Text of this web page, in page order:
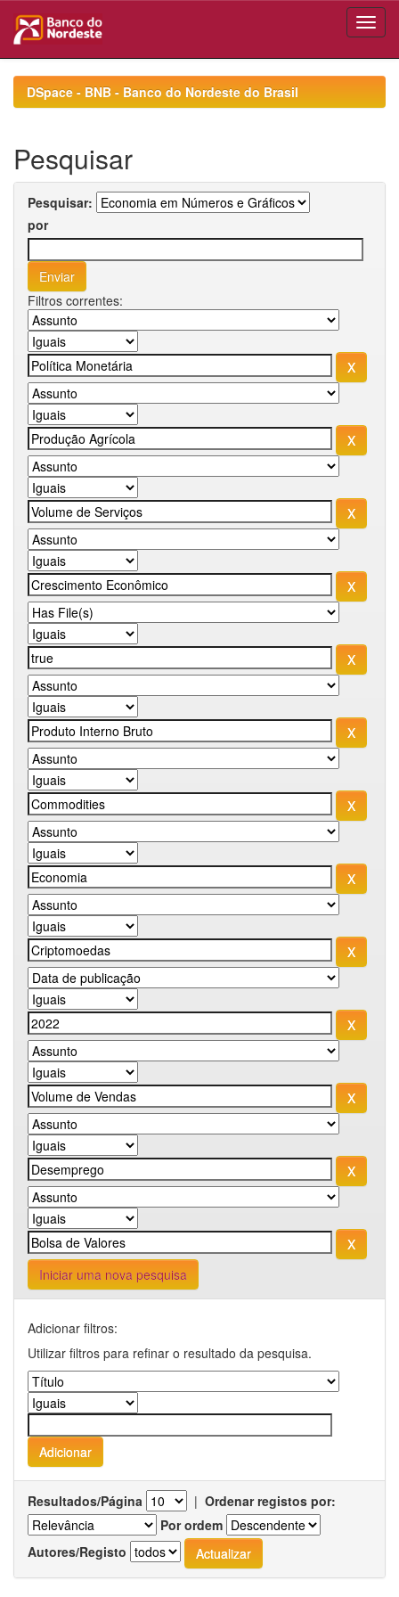
navigationDSpace - BNB - Banco do Nordeste do Brasil
Pesquisar
Pesquisar:
por
Filtros correntes:
Iniciar uma nova pesquisa
Adicionar filtros:
Utilizar filtros para refinar o resultado da pesquisa.
Resultados/Página | Ordenar registos por:
Por ordem
Autores/Registo